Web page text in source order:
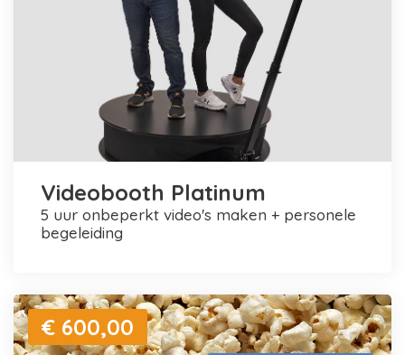
Videobooth Platinum
5 uur onbeperkt video's maken + personele
begeleiding
€ 600,00